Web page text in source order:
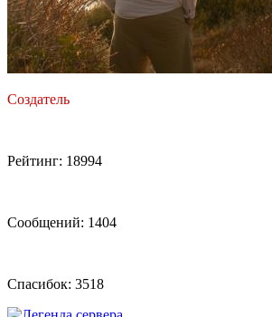
Создатель
Рейтинг: 18994
Сообщений: 1404
Спасибок: 3518